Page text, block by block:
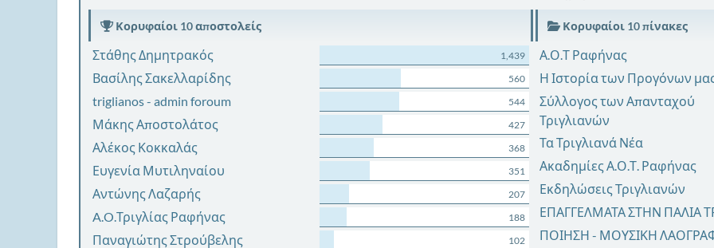
Κορυφαίοι 10 αποστολείς
Στάθης Δημητρακός 1,439
Βασίλης Σακελλαρίδης 560
triglianos - admin foroum 544
Μάκης Αποστολάτος 427
Αλέκος Κοκκαλάς 368
Ευγενία Μυτιληναίου 351
Αντώνης Λαζαρής 207
A.O.Τριγλίας Ραφήνας 188
Παναγιώτης Στρούβελης 102
Κορυφαίοι 10 πίνακες
Α.Ο.Τ Ραφήνας
Η Ιστορία των Προγόνων
Σύλλογος των Απανταχού
Τριγλιανών
Τα Τριγλιανά Νέα
Ακαδημίες Α.Ο.Τ. Ραφήνας
Εκδηλώσεις Τριγλιανών
ΕΠΑΓΓΕΛΜΑΤΑ ΣΤΗΝ ΠΑΛΙΑ
ΠΟΙΗΣΗ - ΜΟΥΣΙΚΗ